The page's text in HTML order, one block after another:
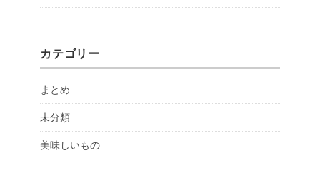
カテゴリー
まとめ
未分類
美味しいもの